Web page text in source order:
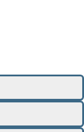
für